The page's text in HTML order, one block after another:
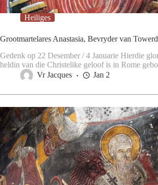
Heiliges
Grootmartelares Anastasia, Bevryder van
Gedenk op 22 Desember / 4 Januarie Hierdie
heldin van die Christelike geloof is in Rome
Vr Jacques
Jan 2